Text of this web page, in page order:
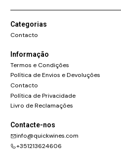
Categorias
Contacto
Informação
Termos e Condições
Política de Envios e Devoluções
Contacto
Política de Privacidade
Livro de Reclamações
Contacte-nos
info@quickwines.com
+351213624606